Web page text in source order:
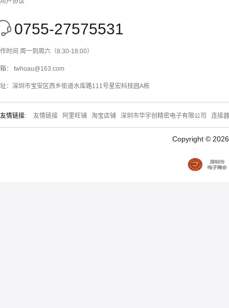
0755-27575531
时间 周一到周六（8:30-18:00）
： twhoau@163.com
：深圳市宝安区西乡街道水库路111号星宏科技园A栋
友情链接: 友情链接 阿里旺铺 淘宝店铺 深圳市华宇创精密电子有限公司 连接
Copyright ©